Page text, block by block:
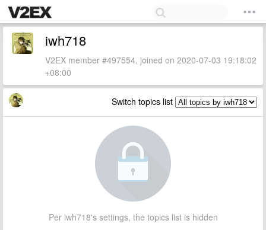
iwh718
V2EX member #497554, joined on 2020-07-03 19:18:02
+08:00
Switch topics list
Per iwh718's settings, the topics list is hidden